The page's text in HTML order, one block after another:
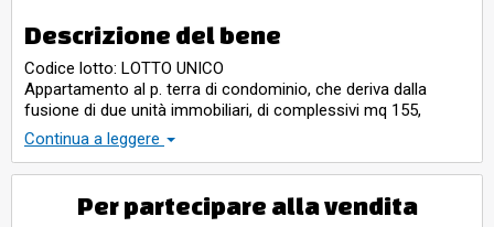
Descrizione del bene
Codice lotto: LOTTO UNICO
Appartamento al p. terra di condominio, che deriva dalla
fusione di due unità immobiliari, di complessivi mq 155,
dispone di ampio locale pranzo - soggiorno, cucina, due
camere, disimpegno, ripostiglio, bagno, portico esclusivo, di
cucinino - pranzo, disimpegno, camera, bagno, ampio
terrazzo. Autorimessa al p. interrato di sup. commerciale 28
mq; locale ad uso deposito - magazzino al p. interrato di sup.
Continua a leggere
Per partecipare alla vendita